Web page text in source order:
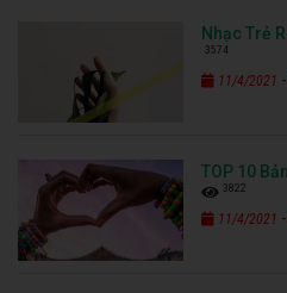
Nhạc Trẻ
3574
11/4/2021
TOP 10
3822
11/4/2021